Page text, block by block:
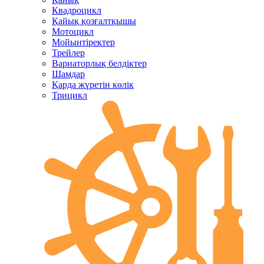
Квадроцикл
Қайық қозғалтқышы
Мотоцикл
Мойынтіректер
Трейлер
Вариаторлық белдіктер
Шамдар
Қарда жүретін көлік
Трицикл